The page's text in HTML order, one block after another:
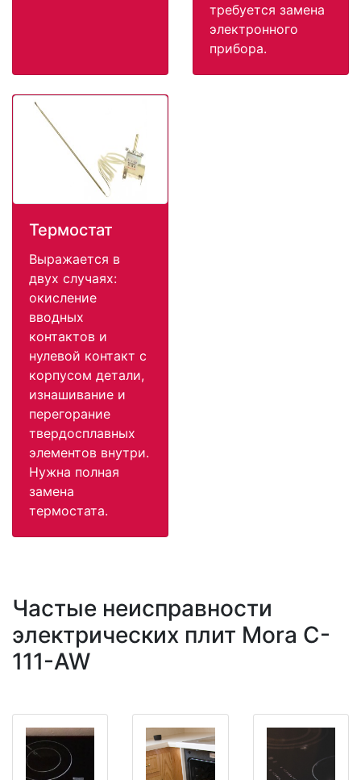
требуется замена
электронного
прибора.
Термостат
Выражается в
двух случаях:
окисление
вводных
контактов и
нулевой контакт с
корпусом детали,
изнашивание и
перегорание
твердосплавных
элементов внутри.
Нужна полная
замена
термостата.
Частые неисправности
электрических плит Mora C-
111-AW